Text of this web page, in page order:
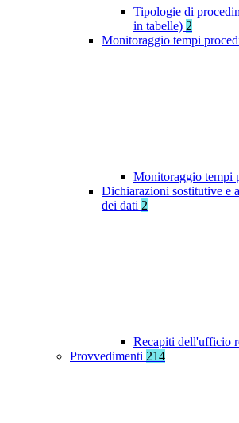
Tipologie di
in tabelle) 2
Monitoraggio tempi
Monitoraggio tempi
Dichiarazioni sostitutive e
dei dati 2
Recapiti dell'ufficio
Provvedimenti 214